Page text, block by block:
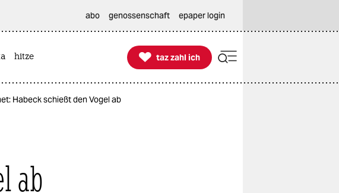
abo genossenschaft epaper login
hitze 
taz zahl ich
taz zahl ich
Habeck schießt den Vogel ab
ab